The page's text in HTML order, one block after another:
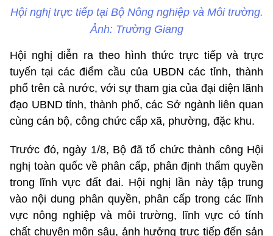
Hội nghị trực tiếp tại Bộ Nông nghiệp và Môi trường.
Ảnh: Trường Giang
Hội nghị diễn ra theo hình thức trực tiếp và trực
tuyến tại các điểm cầu của UBDN các tỉnh, thành
phố trên cả nước, với sự tham gia của đại diện lãnh
đạo UBND tỉnh, thành phố, các Sở ngành liên quan
cùng cán bộ, công chức cấp xã, phường, đặc khu.
Trước đó, ngày 1/8, Bộ đã tổ chức thành công Hội
nghị toàn quốc về phân cấp, phân định thẩm quyền
trong lĩnh vực đất đai. Hội nghị lần này tập trung
vào nội dung phân quyền, phân cấp trong các lĩnh
vực nông nghiệp và môi trường, lĩnh vực có tính
chất chuyên môn sâu, ảnh hưởng trực tiếp đến sản